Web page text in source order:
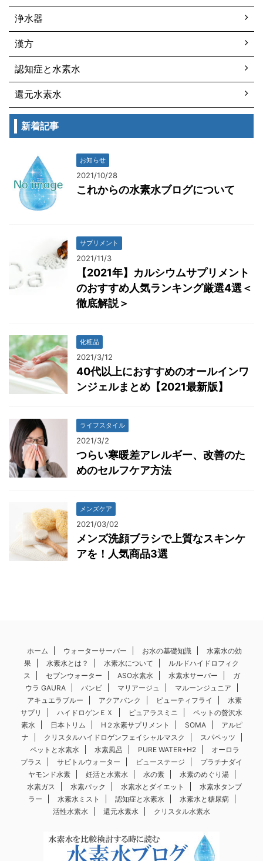
浄水器
漢方
認知症と水素水
還元水素水
新着記事
お知らせ
2021/10/28
これからの水素水ブログについて
サプリメント
2021/11/3
【2021年】カルシウムサプリメント
のおすすめ人気ランキング厳選4選＜
徹底解説＞
化粧品
2021/3/12
40代以上におすすめのオールインワ
ンジェルまとめ【2021最新版】
ライフスタイル
2021/3/2
つらい寒暖差アレルギー、改善のた
めのセルフケア方法
メンズケア
2021/03/02
メンズ洗顔ブラシで上質なスキンケ
アを！人気商品3選
ホーム ウォーターサーバー お水の基礎知識
水素水の効
果
水素水とは？ 水素水について
ルルドハイドロフィク
ス
セブンウォーター ASO水素水 水素水サーバー
ガ
ウラ GAURA
バンビ マリアージュ
マルーンジュニア
アキュエラブルー
アクアバンク ビューティフライ
水素
サプリ
ハイドロゲンＥＸ ピュアラスミニ
ペットの贅沢水
素水
日本トリム H２水素サプリメント SOMA
アルピ
ナ
クリスタルハイドロゲンフェイシャルマスク
スパペッツ
ペットと水素水
水素風呂 PURE WATER+H2
オーロラ
プラス
サビトルウォーター ビューステージ
プラチナダイ
ヤモンド水素
妊活と水素水 水の素
水素のめぐり湯
水素ガス
水素パック 水素水とダイエット
水素水タンブ
ラー
水素水ミスト 認知症と水素水
水素水と糖尿病
活性水素水
還元水素水 クリスタル水素水